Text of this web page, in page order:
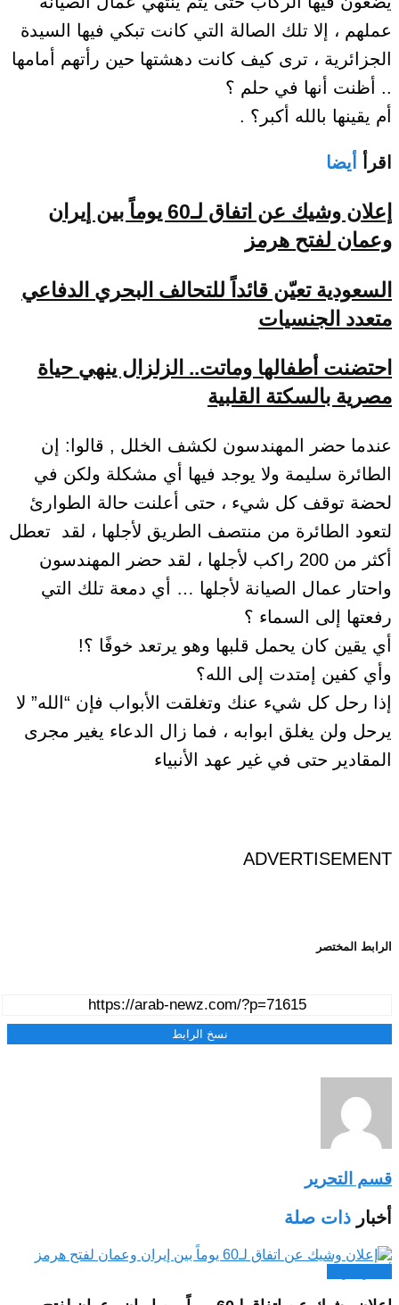
ﻋﻤﻠﻬﻢ ، ﺇﻻ ﺗﻠﻚ الصالة ﺍﻟﺘﻲ ﻛﺎﻧﺖ ﺗﺒﻜﻲ ﻓﻴﻬﺎ ﺍﻟﺴﻴﺪﺓ
ﺍﻟﺠﺰﺍﺋﺮﻳﺔ ، ﺗﺮﻯ ﻛﻴﻒ ﻛﺎﻧﺖ ﺩﻫﺸﺘﻬﺎ ﺣﻴﻦ ﺭﺃﺗﻬﻢ ﺃﻣﺎﻣﻬﺎ
.. ﺃﻇﻨﺖ ﺃﻧﻬﺎ ﻓﻲ ﺣﻠﻢ ؟
ﺃﻡ ﻳﻘﻴﻨﻬﺎ ﺑﺎلله ﺃﻛﺒﺮ؟ .
اقرأ أيضا
إعلان وشيك عن اتفاق لـ60 يوماً بين إيران
وعمان لفتح هرمز
السعودية تعيّن قائداً للتحالف البحري الدفاعي
متعدد الجنسيات
احتضنت أطفالها وماتت.. الزلزال ينهي حياة
مصرية بالسكتة القلبية
ﻋﻨﺪﻣﺎ ﺣﻀﺮ ﺍﻟﻤﻬﻨﺪﺳﻮﻥ ﻟﻜﺸﻒ ﺍﻟﺨﻠﻞ , ﻗﺎﻟﻮﺍ: ﺇﻥ
ﺍﻟﻄﺎﺋﺮﺓ ﺳﻠﻴﻤﺔ ﻭﻻ ﻳﻮﺟﺪ فيها ﺃﻱ ﻣﺸﻜﻠﺔ ولكن في
لحضة ﺗﻮﻗﻒ ﻛﻞ ﺷﻲﺀ ، حتى ﺃﻋﻠﻨﺖ ﺣﺎﻟﺔ ﺍﻟﻄﻮﺍﺭﺉ
لتعود ﺍﻟﻄﺎﺋﺮﺓ ﻣﻦ ﻣﻨﺘﺼﻒ ﺍﻟﻄﺮﻳﻖ ﻷﺟﻠﻬﺎ ، لقد ﺗﻌﻄﻞ
ﺃﻛﺜﺮ ﻣﻦ 200 ﺭﺍﻛﺐ ﻷﺟﻠﻬﺎ ، لقد ﺣﻀﺮ ﺍﻟﻤﻬﻨﺪﺳﻮﻥ
ﻭﺍﺣﺘﺎﺭ ﻋﻤﺎﻝ ﺍﻟﺼﻴﺎﻧﺔ ﻷﺟﻠﻬﺎ … ﺃﻱ ﺩﻣﻌﺔ ﺗﻠﻚ ﺍﻟﺘﻲ
ﺭﻓﻌﺘﻬﺎ ﺇﻟﻰ ﺍﻟﺴﻤﺎﺀ ؟
ﺃﻱ ﻳﻘﻴﻦ ﻛﺎﻥ ﻳﺤﻤﻞ ﻗﻠﺒﻬﺎ ﻭﻫﻮ ﻳﺮﺗﻌﺪ ﺧﻮﻓًﺎ ؟!
ﻭﺃﻱ ﻛﻔﻴﻦ إﻣﺘﺪﺕ ﺇﻟﻰ ﺍلله؟
ﺇﺫﺍ ﺭﺣﻞ ﻛﻞ ﺷﻲﺀ ﻋﻨﻚ ﻭﺗﻐﻠﻘﺖ ﺍﻷﺑﻮﺍﺏ ﻓﺈﻥ “ﺍلله” ﻻ
ﻳﺮﺣﻞ ولن يغلق ابوابه ، فما ﺯﺍﻝ ﺍﻟﺪﻋﺎﺀ ﻳﻐﻴﺮ ﻣﺠﺮﻯ
ﺍﻟﻤﻘﺎﺩﻳﺮ حتى ﻓﻲ ﻏﻴﺮ ﻋﻬﺪ ﺍﻷﻧﺒﻴﺎﺀ
ADVERTISEMENT
الرابط المختصر
نسخ الرابط
قسم التحرير
أخبار ذات صلة